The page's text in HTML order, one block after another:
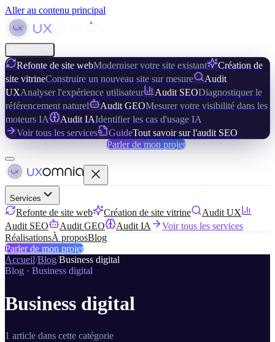
Aller au contenu principal
Refonte de site webModerniser votre site existant
Création de
site vitrineConstruire un nouveau site sur mesure
Audit
UXAnalyser l'expérience utilisateur Audit SEODiagnostiquer le
référencement naturel
Audit GEOMesurer votre visibilité dans les
moteurs IA
Audit IAIdentifier les cas d'usage IA
Voir tous les services
GuideTout savoir sur l'audit SEO
Parler de mon projet
Services
Refonte de site web Création de site vitrine
Audit UX
Audit SEO
Audit GEO Audit IA
Voir tous les services
RéalisationsÀ proposBlog
Parler de mon projet
Accueil/Blog/Business digital
Blog · Business digital
Business digital
1 article dans cette catégorie